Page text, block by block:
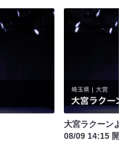
大宮ラクーンよ
08/09 14:15 開